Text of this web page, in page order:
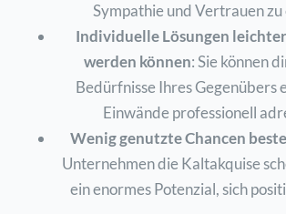
Sympathie und Vertrauen zu
Individuelle Lösungen
werden können: Sie können
Bedürfnisse Ihres Gegenübers
Einwände professionell
Wenig genutzte Chancen
Unternehmen die Kaltakquise
ein enormes Potenzial, sich